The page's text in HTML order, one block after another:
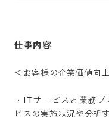
仕事内容
＜お客様の企業価値向
・ITサービスと業務
ビスの実施状況や分析